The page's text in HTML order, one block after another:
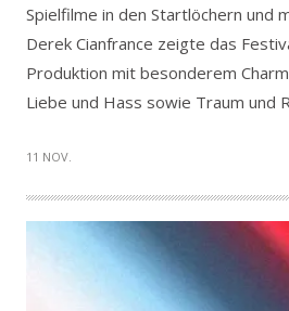
Spielfilme in den Startlöchern und
Derek Cianfrance zeigte das
Produktion mit besonderem
Liebe und Hass sowie Traum und
11 NOV.